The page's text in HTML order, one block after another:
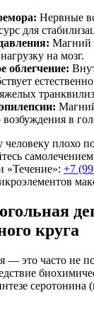
Нервные
для
Магний
на мозг.
облегчение:
возбуждения в
плохо
«Течение»: +7
круга
— это часто не
серотонина